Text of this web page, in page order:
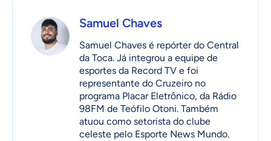
Samuel Chaves
Samuel Chaves é repórter do Central
da Toca. Já integrou a equipe de
esportes da Record TV e foi
representante do Cruzeiro no
programa Placar Eletrônico, da Rádio
98FM de Teófilo Otoni. Também
atuou como setorista do clube
celeste pelo Esporte News Mundo.